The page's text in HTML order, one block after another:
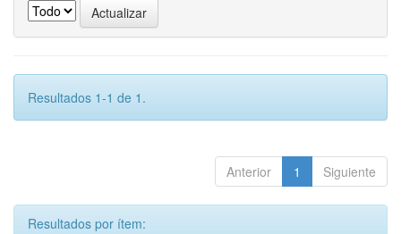
Resultados 1-1 de 1.
Anterior 1 Siguiente
Resultados por ítem: